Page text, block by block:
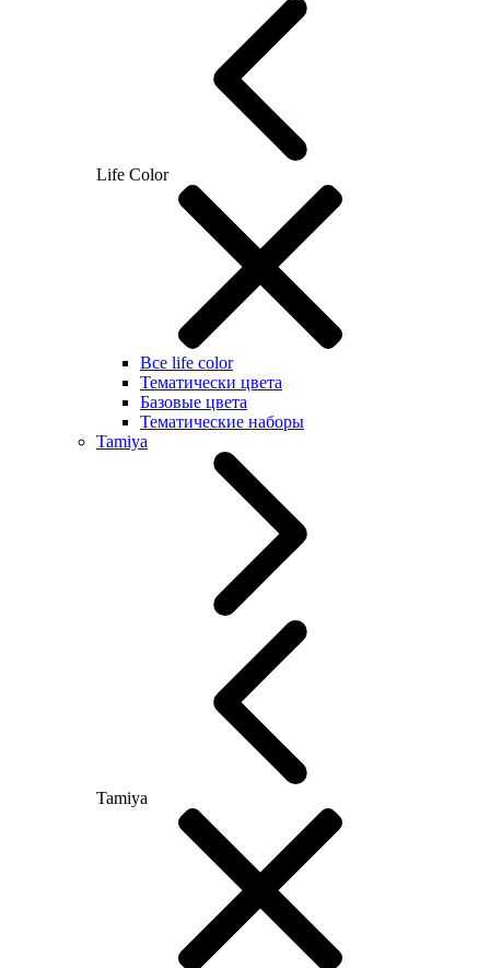
Life Color
Все life color
Тематически цвета
Базовые цвета
Тематические наборы
Tamiya
Tamiya